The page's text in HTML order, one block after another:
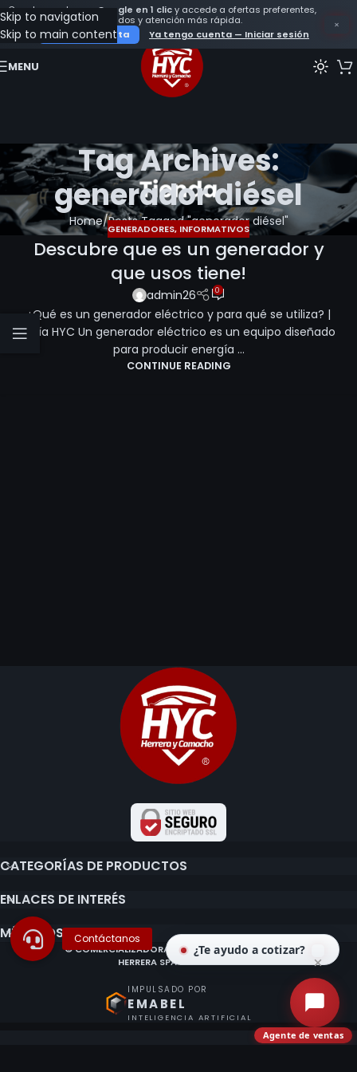
Crea tu cuenta con Google en 1 clicy accede a ofertas preferentes,
seguimiento de tus pedidos y atención más rápida.
Crear mi cuenta
Ya tengo cuenta — Iniciar sesión
×
Skip to navigation
Skip to main content
MENU
Tag Archives:
generador diésel
Home Posts Tagged "generador diésel"
GENERADORES, INFORMATIVOS
Descubre que es un generador y
que usos tiene!
admin26 0
¿Qué es un generador eléctrico y para qué se utiliza? |
Guía HYC Un generador eléctrico es un equipo diseñado
para producir energía ...
CONTINUE READING
CATEGORÍAS DE PRODUCTOS
ENLACES DE INTERÉS
MÉTODOS DE PAGO
© COMERCIALIZADORA E IMPORTADORA CLAUDIO
HERRERA SPA 2020 - 2026.
IMPULSADO POR
EMABEL
INTELIGENCIA ARTIFICIAL
¿Te ayudo a cotizar?
Agente de ventas